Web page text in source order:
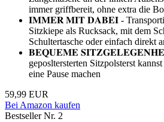
immer griffbereit, ohne extra die
𝐈𝐌𝐌𝐄𝐑 𝐌𝐈𝐓 𝐃𝐀𝐁𝐄𝐈 -
Sitzkiepe als Rucksack, mit dem
Schultertasche oder einfach direkt
𝐁𝐄𝐐𝐔𝐄𝐌𝐄
geposltersterten Sitzpolsterst
eine Pause machen
59,99 EUR
Bei Amazon kaufen
Bestseller Nr. 2